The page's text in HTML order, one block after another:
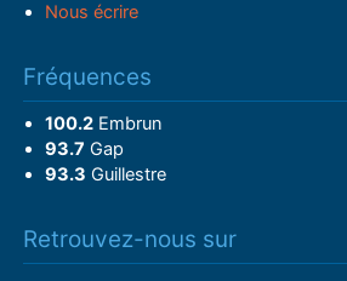
Nous écrire
Fréquences
100.2Embrun
93.7 Gap
93.3 Guillestre
Retrouvez-nous sur